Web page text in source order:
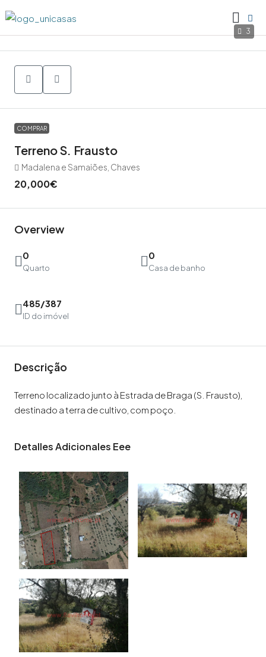
3
COMPRAR
Terreno S. Frausto
Madalena e Samaiões, Chaves
20,000€
Overview
0
Quarto
0
Casa de banho
485/387
ID do imóvel
Descrição
Terreno localizado junto à Estrada de Braga (S. Frausto),
destinado a terra de cultivo, com poço.
Detalles Adicionales Eee